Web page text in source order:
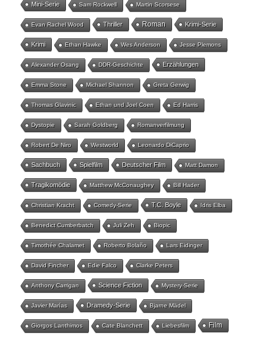
Mini-Serie Sam Rockwell Martin Scorsese
Evan Rachel Wood Thriller Roman Krimi-Serie
Krimi Ethan Hawke Wes Anderson Jesse Plemons
Alexander Osang DDR-Geschichte Erzählungen
Emma Stone Michael Shannon Greta Gerwig
Thomas Glavinic Ethan und Joel Coen Ed Harris
Dystopie Sarah Goldberg Romanverfilmung
Robert De Niro Westworld Leonardo DiCaprio
Sachbuch Spielfilm Deutscher Film Matt Damon
Tragikomödie Matthew McConaughey Bill Hader
Christian Kracht Comedy-Serie T.C. Boyle Idris Elba
Benedict Cumberbatch Juli Zeh Biopic
Timothée Chalamet Roberto Bolaño Lars Eidinger
David Fincher Edie Falco Clarke Peters
Anthony Carrigan Science Fiction Mystery-Serie
Javier Marías Dramedy-Serie Bjarne Mädel
Giorgos Lanthimos Cate Blanchett Liebesfilm Film